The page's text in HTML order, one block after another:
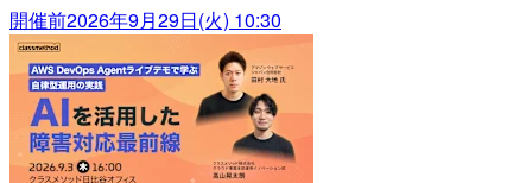
開催前2026年9月29日(火) 10:30